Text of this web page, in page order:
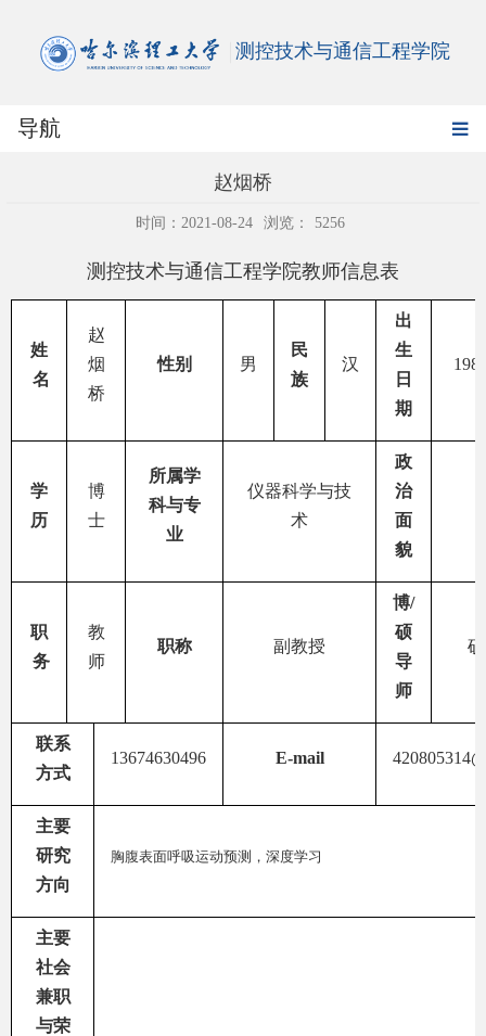
测控技术与通信工程学院
导航
赵烟桥
时间：2021-08-24 浏览： 5256
测控技术与通信工程学院教师信息表
姓
名
赵
烟
桥
性别 男
民
族
汉
出
生
日
期
学
历
博
士
所属学
科与专
业
仪器科学与技
术
政
治
面
貌
职
务
教
师
职称 副教授
博/
硕
导
师
联系
方式
13674630496 E-mail
主要
研究
方向
胸腹表面呼吸运动预测，深度学习
主要
社会
兼职
与荣